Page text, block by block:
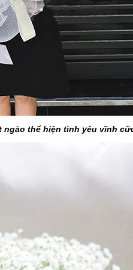
ngào thể hiện tình yêu vĩnh